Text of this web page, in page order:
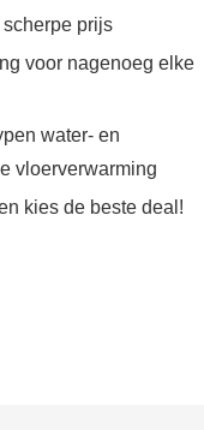
prijs
voor nagenoeg elke
water- en
vloerverwarming
kies de beste deal!